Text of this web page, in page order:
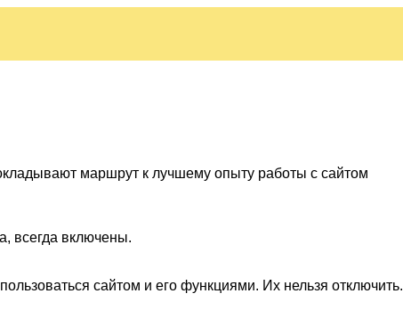
маршрут к лучшему опыту работы с сайтом
всегда включены.
сайтом и его функциями. Их нельзя отключить.